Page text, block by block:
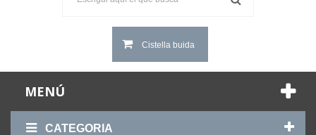
Cistella buida
MENÚ
CATEGORIA